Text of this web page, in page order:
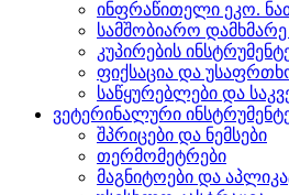
ინფრაწითელი ეკო.
სამშობიარო დამხმარე
კუპირების
ფიქსაცია და
საწყურებლები და
ვეტერინალური
შპრიცები და ნემსები
თერმომეტრები
მაგნიტოები და